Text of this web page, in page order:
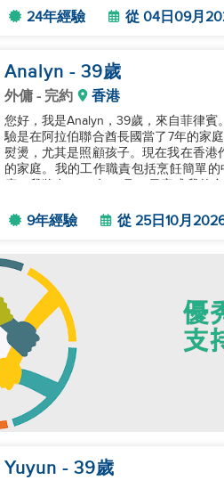
24年經驗 從 04日09月
Analyn - 39歲
外傭 - 完約 香港
您好，我是Analyn，39歲，來自菲律
驗是在阿拉伯聯合酋長國當了7年的家
熨燙，尤其是照顧孩子。現在我在香港
的家庭。我的工作職責包括烹飪簡單
9年經驗 從 25日10月
Yuyun - 39歲